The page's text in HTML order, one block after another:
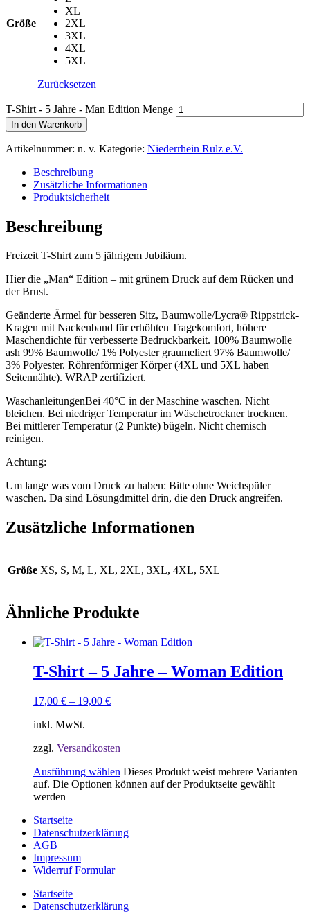
Größe
XL
2XL
3XL
4XL
5XL
Zurücksetzen
T-Shirt - 5 Jahre - Man Edition Menge
In den Warenkorb
Artikelnummer: n. v. Kategorie: Niederrhein Rulz e.V.
Beschreibung
Zusätzliche Informationen
Produktsicherheit
Beschreibung
Freizeit T-Shirt zum 5 jährigem Jubiläum.
Hier die „Man“ Edition – mit grünem Druck auf dem Rücken und
der Brust.
Geänderte Ärmel für besseren Sitz, Baumwolle/Lycra® Rippstrick-
Kragen mit Nackenband für erhöhten Tragekomfort, höhere
Maschendichte für verbesserte Bedruckbarkeit. 100% Baumwolle
ash 99% Baumwolle/ 1% Polyester graumeliert 97% Baumwolle/
3% Polyester. Röhrenförmiger Körper (4XL und 5XL haben
Seitennähte). WRAP zertifiziert.
WaschanleitungenBei 40°C in der Maschine waschen. Nicht
bleichen. Bei niedriger Temperatur im Wäschetrockner trocknen.
Bei mittlerer Temperatur (2 Punkte) bügeln. Nicht chemisch
reinigen.
Achtung:
Um lange was vom Druck zu haben: Bitte ohne Weichspüler
waschen. Da sind Lösungdmittel drin, die den Druck angreifen.
Zusätzliche Informationen
Größe XS, S, M, L, XL, 2XL, 3XL, 4XL, 5XL
Ähnliche Produkte
T-Shirt – 5 Jahre – Woman Edition
17,00 € – 19,00 €
inkl. MwSt.
zzgl. Versandkosten
Ausführung wählen Dieses Produkt weist mehrere Varianten
auf. Die Optionen können auf der Produktseite gewählt
werden
Startseite
Datenschutzerklärung
AGB
Impressum
Widerruf Formular
Startseite
Datenschutzerklärung